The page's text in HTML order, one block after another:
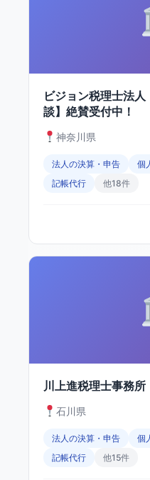
ビジョン税理士法
談】絶賛受付中！
神奈川県
法人の決算・申告
個
記帳代行
他18件
川上進税理士事務所
石川県
法人の決算・申告
個
記帳代行
他15件